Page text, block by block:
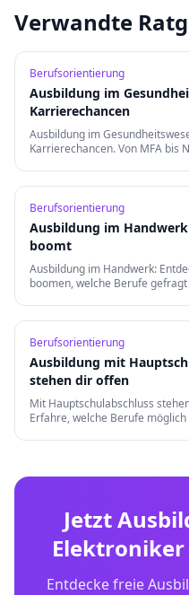
Verwandte
Berufsorientierung
Ausbildung im
Karrierechancen
Ausbildung im
Karrierechancen. Von MFA bis
Berufsorientierung
Ausbildung im
boomt
Ausbildung im Handwerk:
boomen, welche Berufe
Berufsorientierung
Ausbildung mit
stehen dir offen
Mit Hauptschulabschluss
Erfahre, welche Berufe
Jetzt
Elektroniker
Entdecke freie